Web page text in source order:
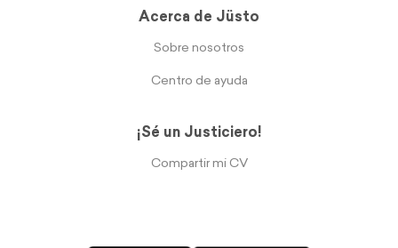
Acerca de Jüsto
Sobre nosotros
Centro de ayuda
¡Sé un Justiciero!
Compartir mi CV